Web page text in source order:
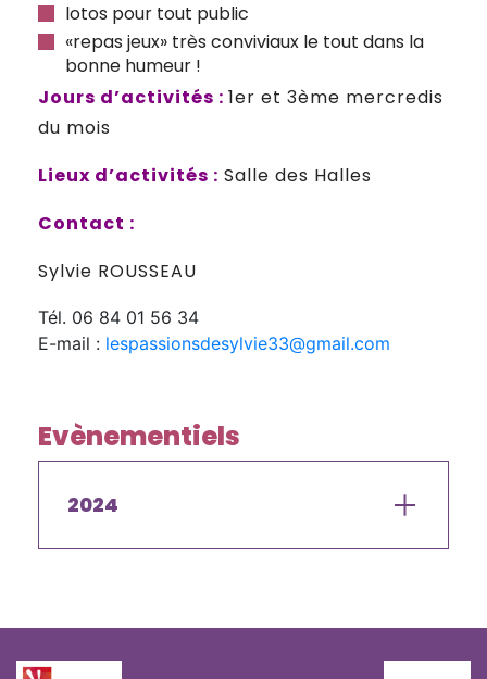
lotos pour tout public
«repas jeux» très conviviaux le tout dans la
bonne humeur !
Jours d’activités : 1er et 3ème mercredis
du mois
Lieux d’activités : Salle des Halles
Contact :
Sylvie ROUSSEAU
Tél. 06 84 01 56 34
E-mail : lespassionsdesylvie33@gmail.com
Evènementiels
2024